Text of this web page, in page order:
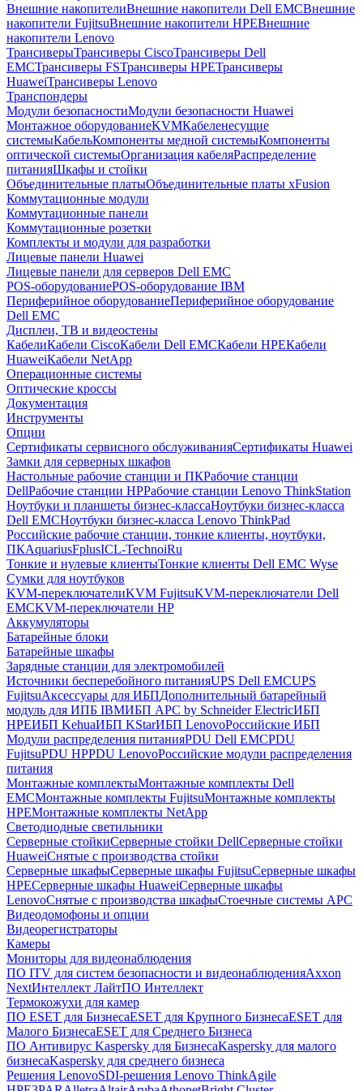
Внешние накопителиВнешние накопители Dell EMCВнешние
накопители FujitsuВнешние накопители HPEВнешние
накопители Lenovo
ТрансиверыТрансиверы CiscoТрансиверы Dell
EMCТрансиверы FSТрансиверы HPEТрансиверы
HuaweiТрансиверы Lenovo
Транспондеры
Модули безопасностиМодули безопасности Huawei
Монтажное оборудованиеKVMКабеленесущие
системыКабельКомпоненты медной системыКомпоненты
оптической системыОрганизация кабеляРаспределение
питанияШкафы и стойки
Объединительные платыОбъединительные платы xFusion
Коммутационные модули
Коммутационные панели
Коммутационные розетки
Комплекты и модули для разработки
Лицевые панели Huawei
Лицевые панели для серверов Dell EMC
POS-оборудованиеPOS-оборудование IBM
Периферийное оборудованиеПериферийное оборудование
Dell EMC
Дисплеи, ТВ и видеостены
КабелиКабели CiscoКабели Dell EMCКабели HPEКабели
HuaweiКабели NetApp
Операционные системы
Оптические кроссы
Документация
Инструменты
Опции
Сертификаты сервисного обслуживанияСертификаты Huawei
Замки для серверных шкафов
Настольные рабочие станции и ПКРабочие станции
DellРабочие станции HPРабочие станции Lenovo ThinkStation
Ноутбуки и планшеты бизнес-классаНоутбуки бизнес-класса
Dell EMCНоутбуки бизнес-класса Lenovo ThinkPad
Российские рабочие станции, тонкие клиенты, ноутбуки,
ПКAquariusFplusICL-TechnoiRu
Тонкие и нулевые клиентыТонкие клиенты Dell EMC Wyse
Сумки для ноутбуков
KVM-переключателиKVM FujitsuKVM-переключатели Dell
EMCKVM-переключатели HP
Аккумуляторы
Батарейные блоки
Батарейные шкафы
Зарядные станции для электромобилей
Источники бесперебойного питанияUPS Dell EMCUPS
FujitsuАксессуары для ИБПДополнительный батарейный
модуль для ИПБ IBMИБП APC by Schneider ElectricИБП
HPEИБП KehuaИБП KStarИБП LenovoРоссийские ИБП
Модули распределения питанияPDU Dell EMCPDU
FujitsuPDU HPPDU LenovoРоссийские модули распределения
питания
Монтажные комплектыМонтажные комплекты Dell
EMCМонтажные комплекты FujitsuМонтажные комплекты
HPEМонтажные комплекты NetApp
Светодиодные светильники
Серверные стойкиСерверные стойки DellСерверные стойки
HuaweiСнятые с производства стойки
Серверные шкафыСерверные шкафы FujitsuСерверные шкафы
HPEСерверные шкафы HuaweiСерверные шкафы
LenovoСнятые с производства шкафыСтоечные системы APC
Видеодомофоны и опции
Видеорегистраторы
Камеры
Мониторы для видеонаблюдения
ПО ITV для систем безопасности и видеонаблюденияAxxon
NextИнтеллект ЛайтПО Интеллект
Термокожухи для камер
ПО ESET для БизнесаESET для Крупного БизнесаESET для
Малого БизнесаESET для Среднего Бизнеса
ПО Антивирус Kaspersky для БизнесаKaspersky для малого
бизнесаKaspersky для среднего бизнеса
Решения LenovoSDI-решения Lenovo ThinkAgile